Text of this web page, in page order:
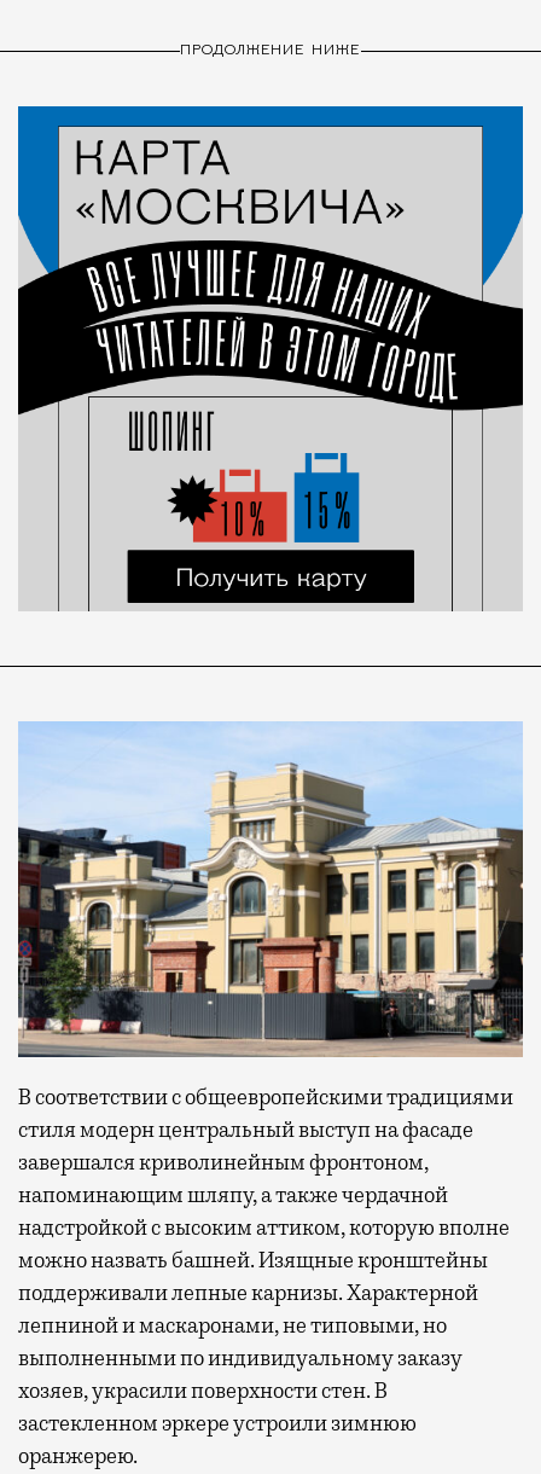
ПРОДОЛЖЕНИЕ НИЖЕ
В соответствии с общеевропейскими традициями
стиля модерн центральный выступ на фасаде
завершался криволинейным фронтоном,
напоминающим шляпу, а также чердачной
надстройкой с высоким аттиком, которую вполне
можно назвать башней. Изящные кронштейны
поддерживали лепные карнизы. Характерной
лепниной и маскаронами, не типовыми, но
выполненными по индивидуальному заказу
хозяев, украсили поверхности стен. В
застекленном эркере устроили зимнюю
оранжерею.